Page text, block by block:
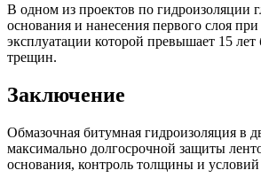
В одном из проектов по гидроизоляции
основания и нанесения первого слоя
эксплуатации которой превышает 15 лет
трещин.
Заключение
Обмазочная битумная гидроизоляция в
максимально долгосрочной защиты
основания, контроль толщины и условий